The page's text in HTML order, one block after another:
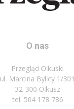
O nas
Przegląd Olkuski
ul. Marcina Bylicy 1/301
32-300 Olkusz
tel: 504 178 786